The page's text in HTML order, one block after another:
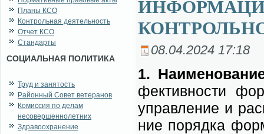
Планы КСО
Контрольная деятельность
Отчет КСО
Стандарты
СОЦИАЛЬНАЯ ПОЛИТИКА
Труд и занятость
Районный Совет ветеранов
Комиссия по делам
несовершеннолетних
Здравоохранение
08.04.2024 17:18
1.
фек­тив­но­сти
управ­ле­ние и
ние по­ряд­ка